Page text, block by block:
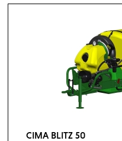
CIMA BLITZ 50